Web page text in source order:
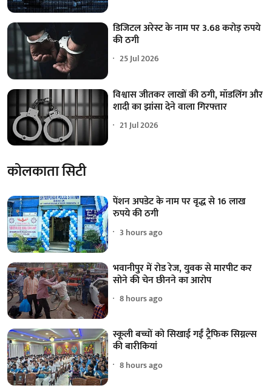
डिजिटल अरेस्ट के नाम पर 3.68 करोड़ रुपये
की ठगी
25 Jul 2026
विश्वास जीतकर लाखों की ठगी, मॉडलिंग और
शादी का झांसा देने वाला गिरफ्तार
21 Jul 2026
कोलकाता सिटी
पेंशन अपडेट के नाम पर वृद्ध से 16 लाख
रुपये की ठगी
3 hours ago
भवानीपुर में रोड रेज, युवक से मारपीट कर
सोने की चेन छीनने का आरोप
8 hours ago
स्कूली बच्चों को सिखाई गईं ट्रैफिक सिग्नल्स
की बारीकियां
8 hours ago